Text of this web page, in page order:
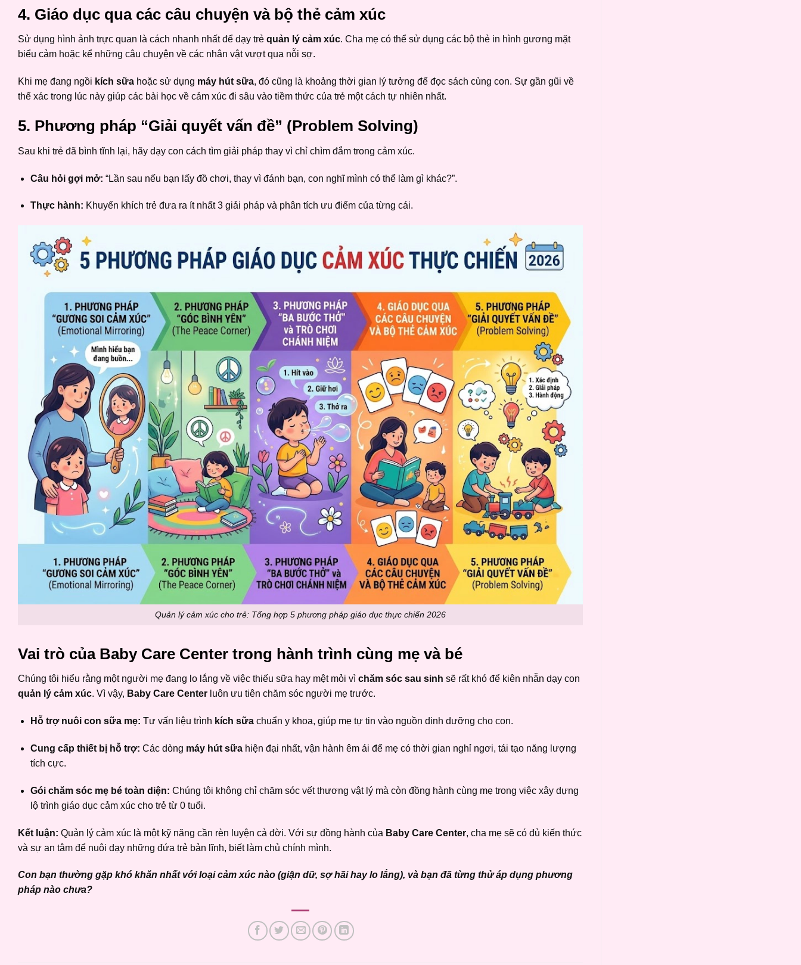
4. Giáo dục qua các câu chuyện và bộ thẻ cảm xúc
Sử dụng hình ảnh trực quan là cách nhanh nhất để dạy trẻ quản lý cảm xúc. Cha mẹ có thể sử dụng các bộ thẻ in hình gương mặt
biểu cảm hoặc kể những câu chuyện về các nhân vật vượt qua nỗi sợ.
Khi mẹ đang ngồi kích sữa hoặc sử dụng máy hút sữa, đó cũng là khoảng thời gian lý tưởng để đọc sách cùng con. Sự gần gũi về
thể xác trong lúc này giúp các bài học về cảm xúc đi sâu vào tiềm thức của trẻ một cách tự nhiên nhất.
5. Phương pháp “Giải quyết vấn đề” (Problem Solving)
Sau khi trẻ đã bình tĩnh lại, hãy dạy con cách tìm giải pháp thay vì chỉ chìm đắm trong cảm xúc.
Câu hỏi gợi mở: “Lần sau nếu bạn lấy đồ chơi, thay vì đánh bạn, con nghĩ mình có thể làm gì khác?”.
Thực hành: Khuyến khích trẻ đưa ra ít nhất 3 giải pháp và phân tích ưu điểm của từng cái.
Quản lý cảm xúc cho trẻ: Tổng hợp 5 phương pháp giáo dục thực chiến 2026
Vai trò của Baby Care Center trong hành trình cùng mẹ và bé
Chúng tôi hiểu rằng một người mẹ đang lo lắng về việc thiếu sữa hay mệt mỏi vì chăm sóc sau sinh sẽ rất khó để kiên nhẫn dạy con
quản lý cảm xúc. Vì vậy, Baby Care Center luôn ưu tiên chăm sóc người mẹ trước.
Hỗ trợ nuôi con sữa mẹ: Tư vấn liệu trình kích sữachuẩn y khoa, giúp mẹ tự tin vào nguồn dinh dưỡng cho con.
Cung cấp thiết bị hỗ trợ: Các dòng máy hút sữahiện đại nhất, vận hành êm ái để mẹ có thời gian nghỉ ngơi, tái tạo năng lượng
tích cực.
Gói chăm sóc mẹ bé toàn diện: Chúng tôi không chỉ chăm sóc vết thương vật lý mà còn đồng hành cùng mẹ trong việc xây dựng
lộ trình giáo dục cảm xúc cho trẻ từ 0 tuổi.
Kết luận: Quản lý cảm xúc là một kỹ năng cần rèn luyện cả đời. Với sự đồng hành của Baby Care Center, cha mẹ sẽ có đủ kiến thức
và sự an tâm để nuôi dạy những đứa trẻ bản lĩnh, biết làm chủ chính mình.
Con bạn thường gặp khó khăn nhất với loại cảm xúc nào (giận dữ, sợ hãi hay lo lắng), và bạn đã từng thử áp dụng phương
pháp nào chưa?